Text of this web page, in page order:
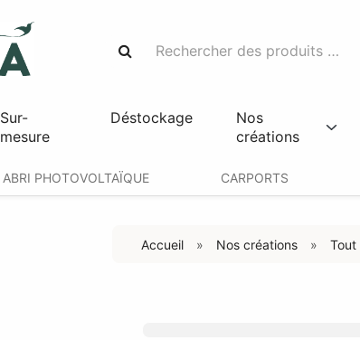
Sur-
mesure
Déstockage
Nos
créations
ABRI PHOTOVOLTAÏQUE CARPORTS
Accueil Nos créations Tout